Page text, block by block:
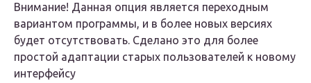
Внимание! Данная опция является переходным
вариантом программы, и в более новых версиях
будет отсутствовать. Сделано это для более
простой адаптации старых пользователей к новому
интерфейсу